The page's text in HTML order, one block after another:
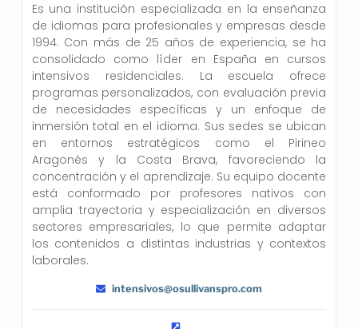
Es una institución especializada en la enseñanza
de idiomas para profesionales y empresas desde
1994. Con más de 25 años de experiencia, se ha
consolidado como líder en España en cursos
intensivos residenciales. La escuela ofrece
programas personalizados, con evaluación previa
de necesidades específicas y un enfoque de
inmersión total en el idioma. Sus sedes se ubican
en entornos estratégicos como el Pirineo
Aragonés y la Costa Brava, favoreciendo la
concentración y el aprendizaje. Su equipo docente
está conformado por profesores nativos con
amplia trayectoria y especialización en diversos
sectores empresariales, lo que permite adaptar
los contenidos a distintas industrias y contextos
laborales.
intensivos@osullivanspro.com